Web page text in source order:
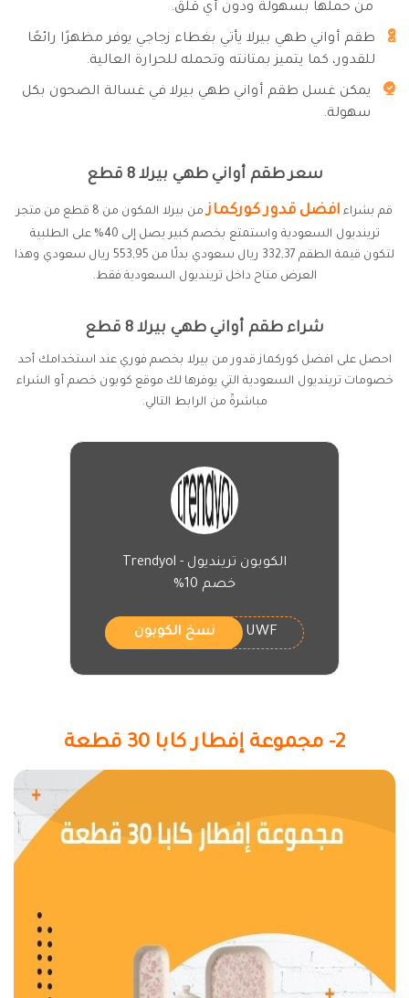
من حملها بسهولة ودون أي قلق.
طقم أواني طهي بيرلا يأتي بغطاء زجاجي يوفر مظهرًا رائعًا
للقدور، كما يتميز بمتانته وتحمله للحرارة العالية.
يمكن غسل طقم أواني طهي بيرلا في غسالة الصحون بكل
سهولة.
سعر طقم أواني طهي بيرلا 8 قطع
قم بشراء افضل قدور كوركماز
من بيرلا المكون من 8 قطع من متجر
ترينديول السعودية واستمتع بخصم كبير يصل إلى 40% على الطلبية
لتكون قيمة الطقم 332,37 ريال سعودي بدلًا من 553,95 ريال سعودي وهذا
العرض متاح داخل ترينديول السعودية فقط.
شراء طقم أواني طهي بيرلا 8 قطع
احصل على افضل كوركماز قدور من بيرلا بخصم فوري عند استخدامك أحد
خصومات ترينديول السعودية التي يوفرها لك موقع كوبون خصم أو الشراء
مباشرةً من الرابط التالي.
الكوبون ترينديول - Trendyol
خصم 10%
UWF نسخ الكوبون
2- مجموعة إفطار كابا 30 قطعة